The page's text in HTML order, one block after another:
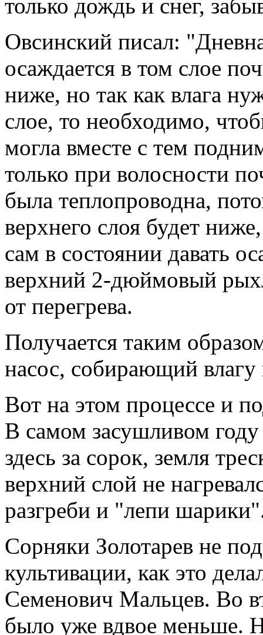
только дождь и снег,
Овсинский писал:
осаждается в том слое
ниже, но так как влага
слое, то необходимо,
могла вместе с тем
только при волосности
была теплопроводна,
верхнего слоя будет
сам в состоянии давать
верхний 2-дюймовый
от перегрева.
Получается таким
насос, собирающий влагу
Вот на этом процессе и
В самом засушливом году
здесь за сорок, земля
верхний слой не
разгреби и "лепи
Сорняки Золотарев не
культивации, как это
Семенович Мальцев. Во
было уже вдвое меньше.